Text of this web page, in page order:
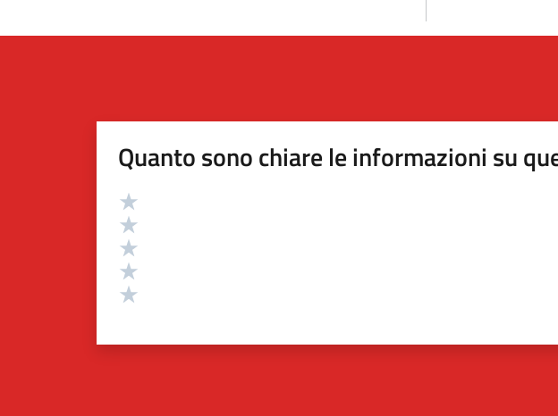
Quanto sono chiare le informazioni su
Valutazione